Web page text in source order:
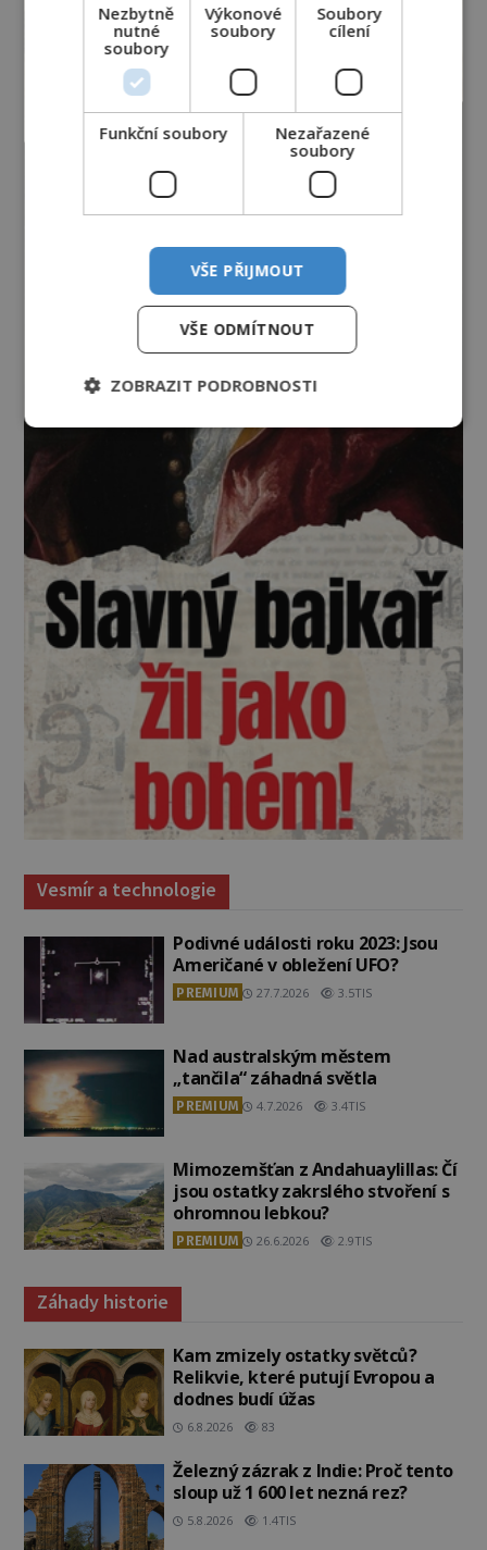
Vesmír a technologie
Podivné události roku 2023: Jsou
Američané v obležení UFO?
PREMIUM 27.7.2026 3.5TIS
Nad australským městem
„tančila“ záhadná světla
PREMIUM 4.7.2026 3.4TIS
Mimozemšťan z Andahuaylillas: Čí
jsou ostatky zakrslého stvoření s
ohromnou lebkou?
PREMIUM 26.6.2026 2.9TIS
Záhady historie
Kam zmizely ostatky světců?
Relikvie, které putují Evropou a
dodnes budí úžas
6.8.2026 83
Železný zázrak z Indie: Proč tento
sloup už 1 600 let nezná rez?
5.8.2026 1.4TIS
Nezbytně
nutné
soubory
Výkonové
soubory
Soubory
cílení
Funkční soubory
Nezařazené
soubory
VŠE PŘIJMOUT
VŠE ODMÍTNOUT
ZOBRAZIT PODROBNOSTI